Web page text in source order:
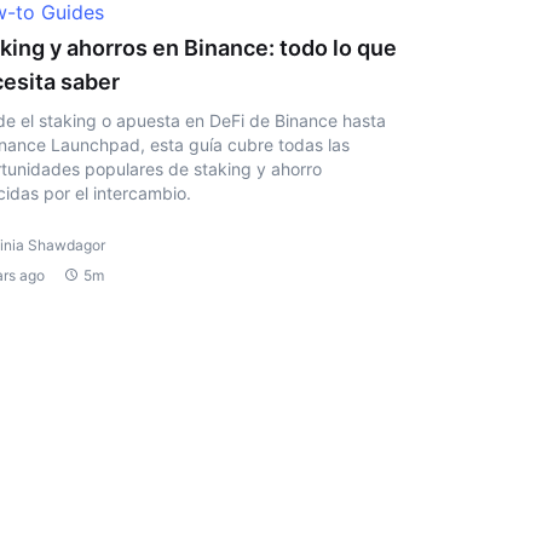
to Guides
y ahorros en Binance: todo lo que
saber
el staking o apuesta en DeFi de Binance hasta
Launchpad, esta guía cubre todas las
populares de staking y ahorro
por el intercambio.
Shawdagor
ago
5m